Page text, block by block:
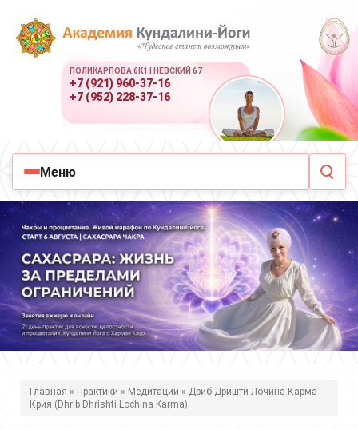
ПОЛИКАРПОВА 6К1 | НЕВСКИЙ 67
+7 (921) 960-37-16
+7 (952) 228-37-16
Меню
Главная » Практики » Медитации » Дриб Дришти Лочина Карма
Крия (Dhrib Dhrishti Lochina Karma)